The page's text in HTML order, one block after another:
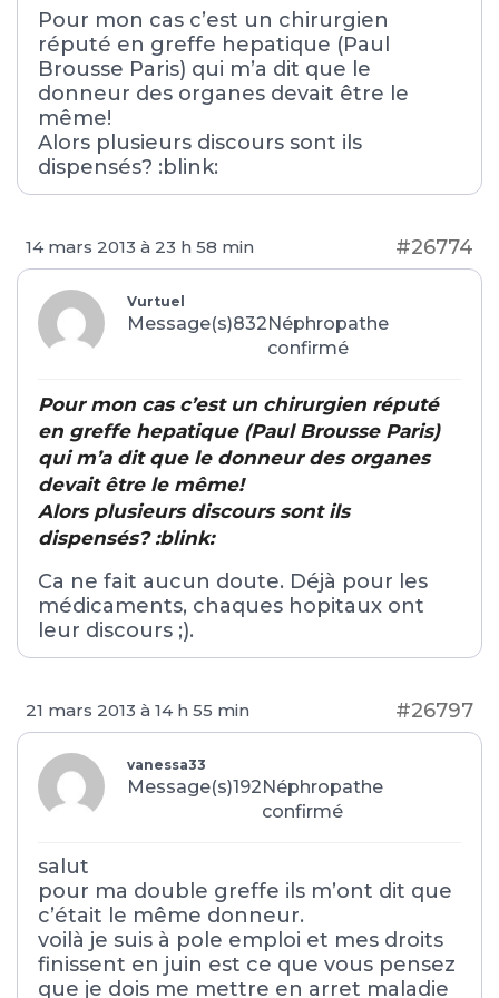
Pour mon cas c’est un chirurgien
réputé en greffe hepatique (Paul
Brousse Paris) qui m’a dit que le
donneur des organes devait être le
même!
Alors plusieurs discours sont ils
dispensés? :blink:
14 mars 2013 à 23 h 58 min #26774
Vurtuel
Message(s)832Néphropathe
confirmé
Pour mon cas c’est un chirurgien réputé
en greffe hepatique (Paul Brousse Paris)
qui m’a dit que le donneur des organes
devait être le même!
Alors plusieurs discours sont ils
dispensés? :blink:
Ca ne fait aucun doute. Déjà pour les
médicaments, chaques hopitaux ont
leur discours ;).
21 mars 2013 à 14 h 55 min #26797
vanessa33
Message(s)192Néphropathe
confirmé
salut
pour ma double greffe ils m’ont dit que
c’était le même donneur.
voilà je suis à pole emploi et mes droits
finissent en juin est ce que vous pensez
que je dois me mettre en arret maladie